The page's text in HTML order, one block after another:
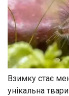
Взимку стає
унікальна